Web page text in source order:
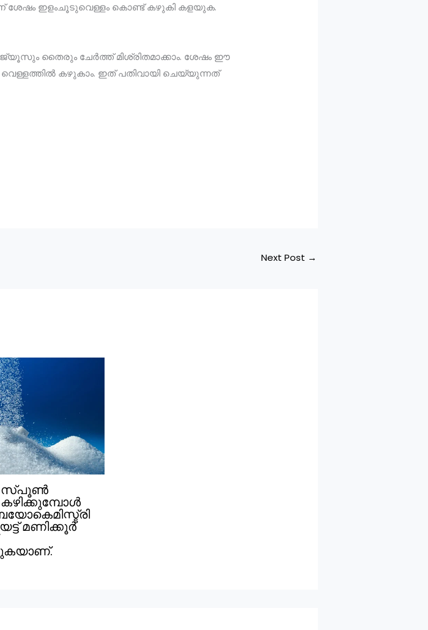
ശേഷം ഇളംചൂടുവെള്ളം കൊണ്ട് കഴുകി കളയുക.
തൈരും ചേർത്ത് മിശ്രിതമാക്കാം. ശേഷം ഈ
വെള്ളത്തിൽ കഴുകാം. ഇത് പതിവായി ചെയ്യുന്നത്
Next Post →
സ്പൂൺ
മണിക്കൂർ